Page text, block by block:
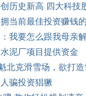
历史新高 四大科技
当前最佳投资赚钱
我要怎么跟我母亲
泥厂项目提供资金
北克滑雪场，欲打
骗投资猖獗